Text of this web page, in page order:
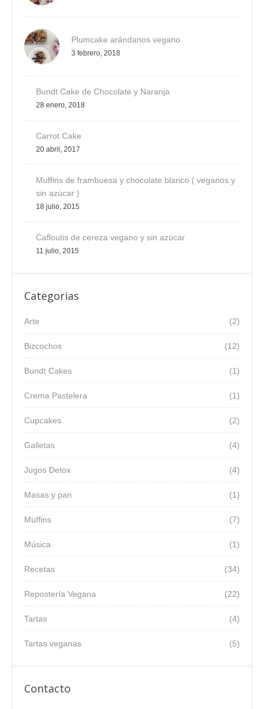
Plumcake arándanos vegano
3 febrero, 2018
Bundt Cake de Chocolate y Naranja
28 enero, 2018
Carrot Cake
20 abril, 2017
Muffins de frambuesa y chocolate blanco ( veganos y
sin azúcar )
18 julio, 2015
Cafloutis de cereza vegano y sin azúcar
11 julio, 2015
Categorias
(2)
Arte
(12)
Bizcochos
(1)
Bundt Cakes
(1)
Crema Pastelera
(2)
Cupcakes
(4)
Galletas
(4)
Jugos Detox
(1)
Masas y pan
(7)
Muffins
(1)
Música
(34)
Recetas
(22)
Repostería Vegana
(4)
Tartas
(5)
Tartas veganas
Contacto